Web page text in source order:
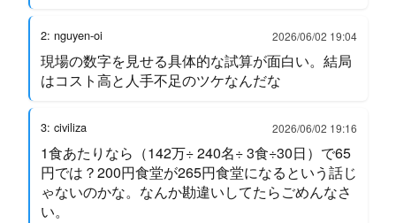
2: nguyen-oi 2026/06/02 19:04
現場の数字を見せる具体的な試算が面白い。結局
はコスト高と人手不足のツケなんだな
3: civiliza 2026/06/02 19:16
1食あたりなら（142万÷ 240名÷ 3食÷30日）で65
円では？200円食堂が265円食堂になるという話じ
ゃないのかな。なんか勘違いしてたらごめんなさ
い。